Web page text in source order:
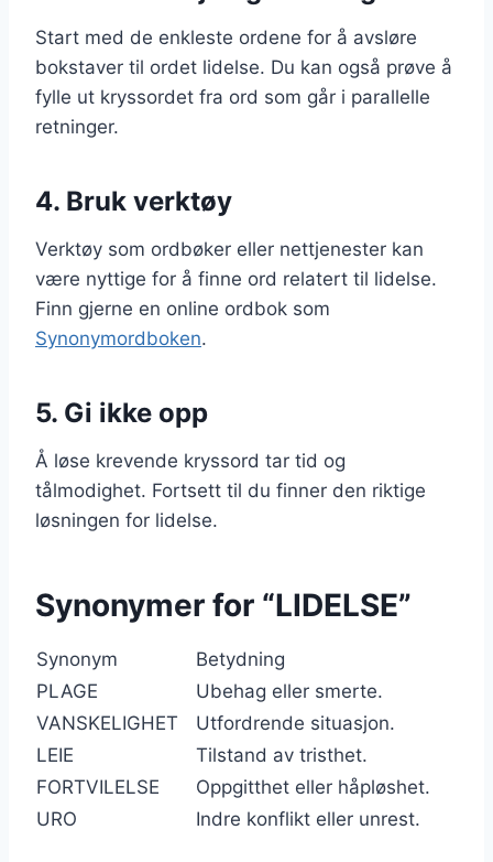
Start med de enkleste ordene for å avsløre
bokstaver til ordet lidelse. Du kan også prøve å
fylle ut kryssordet fra ord som går i parallelle
retninger.
4. Bruk verktøy
Verktøy som ordbøker eller nettjenester kan
være nyttige for å finne ord relatert til lidelse.
Finn gjerne en online ordbok som
Synonymordboken.
5. Gi ikke opp
Å løse krevende kryssord tar tid og
tålmodighet. Fortsett til du finner den riktige
løsningen for lidelse.
Synonymer for “LIDELSE”
Synonym
Betydning
PLAGE
Ubehag eller smerte.
VANSKELIGHET
Utfordrende situasjon.
LEIE
Tilstand av tristhet.
FORTVILELSE
Oppgitthet eller håpløshet.
URO
Indre konflikt eller unrest.